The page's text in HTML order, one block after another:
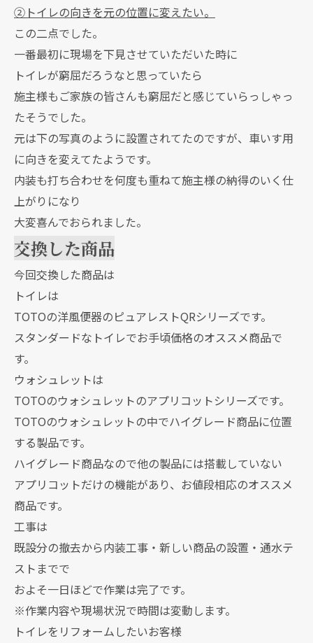
②トイレの向きを元の位置に変えたい。
この二点でした。
一番最初に現場を下見させていただいた時に
トイレが窮屈だろうなと思っていたら
施主様もご家族の皆さんも窮屈だと感じていらっしゃっ
たそうでした。
元は下の写真のように設置されてたのですが、車いす用
に向きを変えてたようです。
内装も打ち合わせを何度も重ねて施主様の納得のいく仕
上がりになり
大変喜んでおられました。
交換した商品
今回交換した商品は
トイレは
TOTOの洋風便器のピュアレストQRシリーズです。
スタンダードなトイレでお手頃価格のオススメ商品で
す。
ウォシュレットは
TOTOのウォシュレットのアプリコットシリーズです。
TOTOのウォシュレットの中でハイグレード商品に位置
する製品です。
ハイグレード商品なので他の製品には搭載していない
アプリコットだけの機能があり、お値段相応のオススメ
商品です。
工事は
既設分の撤去から内装工事・新しい商品の設置・通水テ
ストまでで
およそ一日ほどで作業は完了です。
※作業内容や現場状況で時間は変動します。
トイレをリフォームしたいお客様